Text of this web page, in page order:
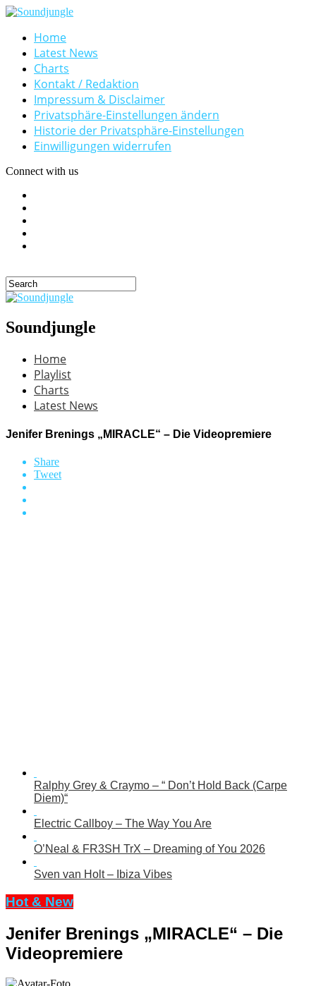
Home
Latest News
Charts
Kontakt / Redaktion
Impressum & Disclaimer
Privatsphäre-Einstellungen ändern
Historie der Privatsphäre-Einstellungen
Einwilligungen widerrufen
Connect with us
Soundjungle
Home
Playlist
Charts
Latest News
Jenifer Brenings „MIRACLE“ – Die Videopremiere
Share
Tweet
Ralphy Grey & Craymo – “ Don’t Hold Back (Carpe
Diem)“
Electric Callboy – The Way You Are
O’Neal & FR3SH TrX – Dreaming of You 2026
Sven van Holt – Ibiza Vibes
Hot & New
Jenifer Brenings „MIRACLE“ – Die
Videopremiere